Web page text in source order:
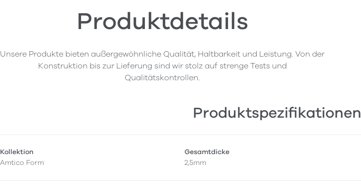
Produktdetails
Unsere Produkte bieten außergewöhnliche Qualität, Haltbarkeit und Leistung. Von der
Konstruktion bis zur Lieferung sind wir stolz auf strenge Tests und
Qualitätskontrollen.
Produktspezifikationen
Kollektion
Amtico Form
Gesamtdicke
2,5mm